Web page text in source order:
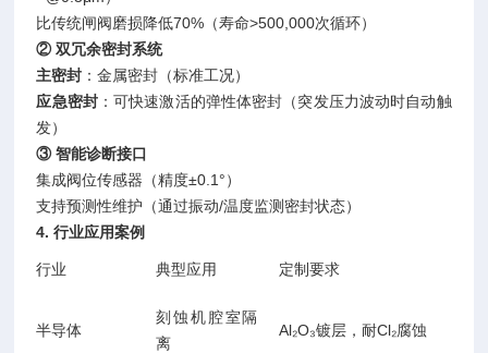
比传统闸阀磨损降低70%（寿命>500,000次循环）
② 双冗余密封系统
主密封 ：金属密封（标准工况）
应急密封：可快速激活的弹性体密封（突发压力波动时自动触
发）
③ 智能诊断接口
集成阀位传感器（精度±0.1°）
支持预测性维护（通过振动/温度监测密封状态）
4. 行业应用案例
行业 典型应用 定制要求
半导体
刻蚀机腔室隔
离
Al₂O₃镀层，耐Cl₂腐蚀